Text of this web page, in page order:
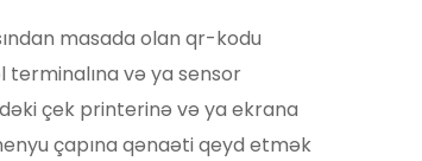
masada olan qr-kodu
terminalına və ya sensor
çek printerinə və ya ekrana
çapına qənaəti qeyd etmək